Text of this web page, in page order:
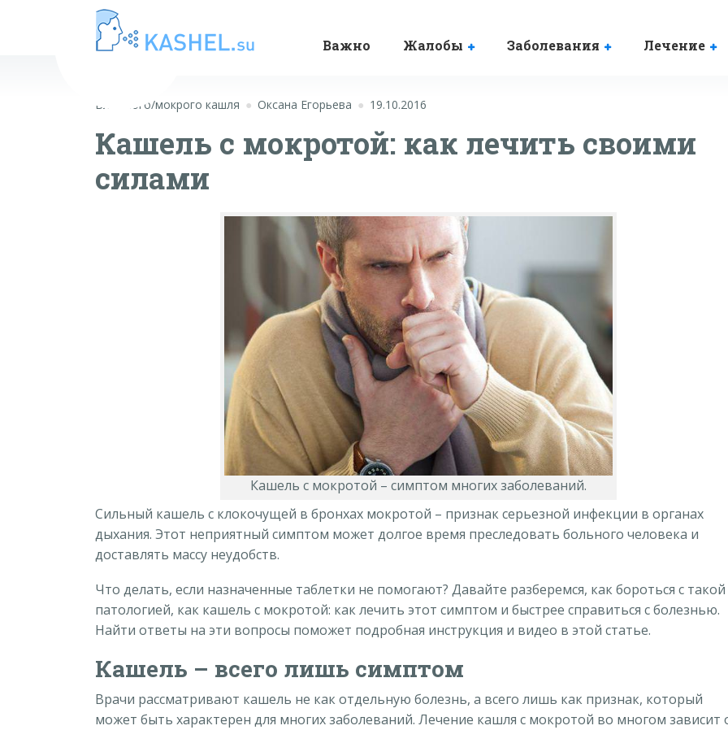
Важно Жалобы Заболевания Лечение
Влажного/мокрого кашля Оксана Егорьева 19.10.2016
Кашель с мокротой: как лечить своими
силами
Кашель с мокротой – симптом многих заболеваний.
Сильный кашель с клокочущей в бронхах мокротой – признак серьезной инфекции в органах
дыхания. Этот неприятный симптом может долгое время преследовать больного человека и
доставлять массу неудобств.
Что делать, если назначенные таблетки не помогают? Давайте разберемся, как бороться с такой
патологией, как кашель с мокротой: как лечить этот симптом и быстрее справиться с болезнью.
Найти ответы на эти вопросы поможет подробная инструкция и видео в этой статье.
Кашель – всего лишь симптом
Врачи рассматривают кашель не как отдельную болезнь, а всего лишь как признак, который
может быть характерен для многих заболеваний. Лечение кашля с мокротой во многом зависит